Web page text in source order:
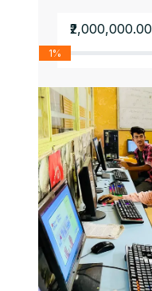
₹2,000,000.00
1%